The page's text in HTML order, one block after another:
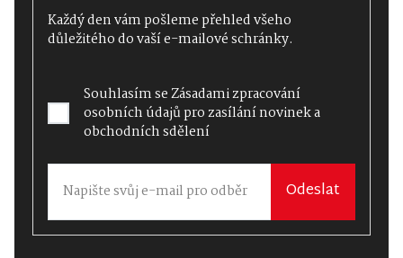
Každý den vám pošleme přehled všeho
důležitého do vaší e-mailové schránky.
Souhlasím seZásadami zpracování
osobních údajůpro zasílání novinek a
obchodních sdělení
Odeslat